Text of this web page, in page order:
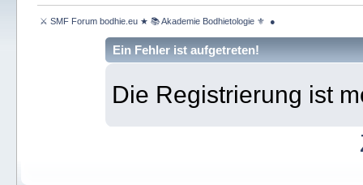
⚔ SMF Forum bodhie.eu ★ 📚 Akademie Bodhietologie ⚜  ●
Ein Fehler ist aufgetreten!
Die Registrierung ist